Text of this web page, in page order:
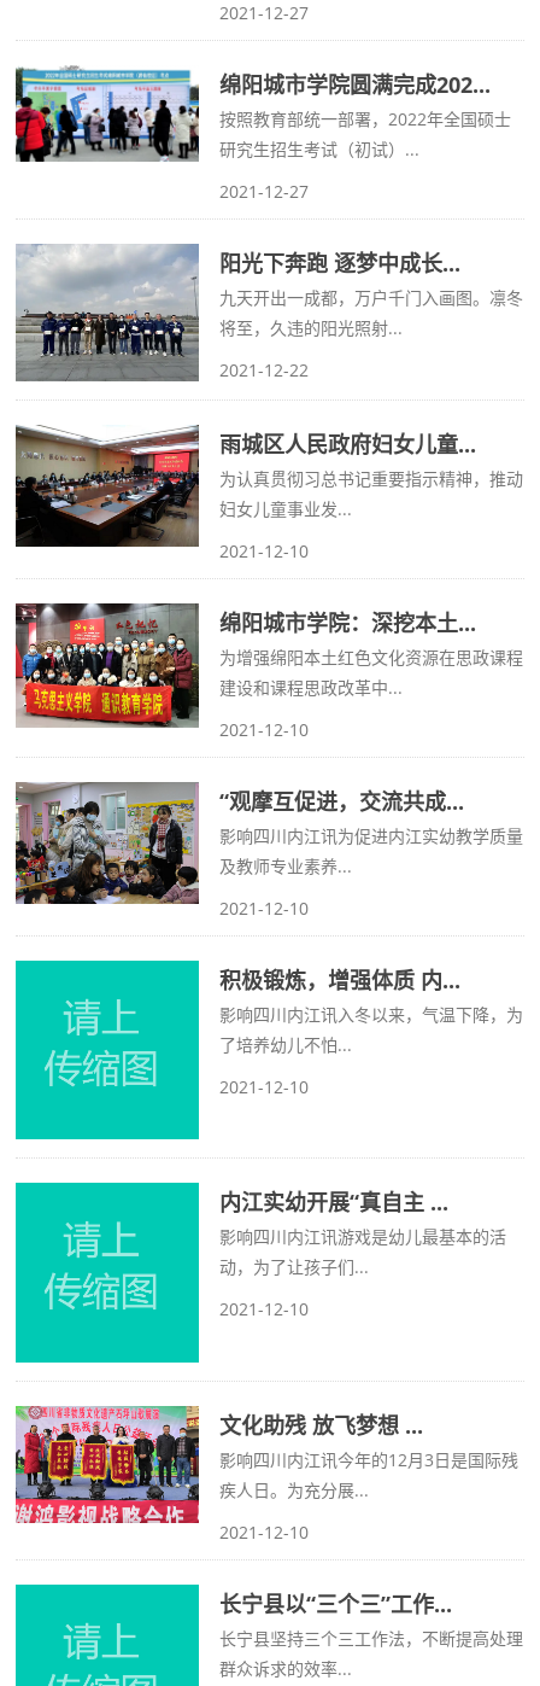
2021-12-27
绵阳城市学院圆满完成202...
按照教育部统一部署，2022年全国硕士
研究生招生考试（初试）...
2021-12-27
阳光下奔跑 逐梦中成长...
九天开出一成都，万户千门入画图。凛冬
将至，久违的阳光照射...
2021-12-22
雨城区人民政府妇女儿童...
为认真贯彻习总书记重要指示精神，推动
妇女儿童事业发...
2021-12-10
绵阳城市学院：深挖本土...
为增强绵阳本土红色文化资源在思政课程
建设和课程思政改革中...
2021-12-10
“观摩互促进，交流共成...
影响四川内江讯为促进内江实幼教学质量
及教师专业素养...
2021-12-10
积极锻炼，增强体质 内...
影响四川内江讯入冬以来，气温下降，为
了培养幼儿不怕...
2021-12-10
内江实幼开展“真自主 ...
影响四川内江讯游戏是幼儿最基本的活
动，为了让孩子们...
2021-12-10
文化助残 放飞梦想 ...
影响四川内江讯今年的12月3日是国际残
疾人日。为充分展...
2021-12-10
长宁县以“三个三”工作...
长宁县坚持三个三工作法，不断提高处理
群众诉求的效率...